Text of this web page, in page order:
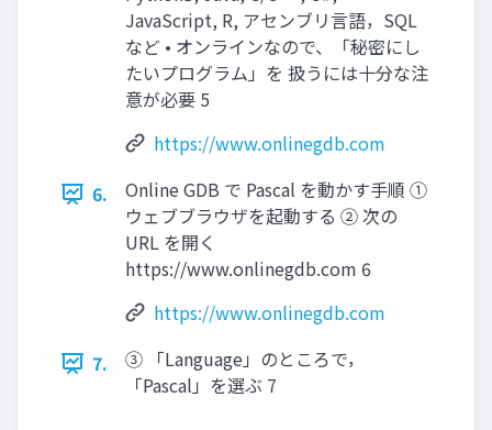
JavaScript, R, アセンブリ言語，SQL
など • オンラインなので、「秘密にし
たいプログラム」を 扱うには十分な注
意が必要 5
https://www.onlinegdb.com
6.
Online GDB で Pascal を動かす手順 ①
ウェブブラウザを起動する ② 次の
URL を開く
https://www.onlinegdb.com 6
https://www.onlinegdb.com
7.
③ 「Language」のところで，
「Pascal」を選ぶ 7